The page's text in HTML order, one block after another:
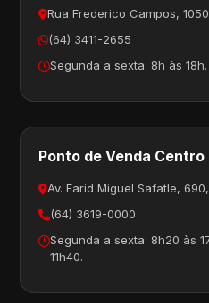
Rua Frederico Campos,
(64) 3411-2655
Segunda a sexta: 8h às
Ponto de Venda Centro
Av. Farid Miguel Safatle,
(64) 3619-0000
Segunda a sexta: 8h20 às
11h40.